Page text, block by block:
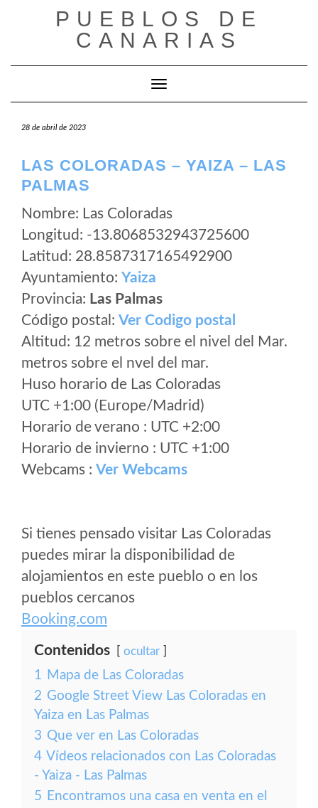
PUEBLOS DE
CANARIAS
Cambiar modo de navegación
28 de abril de 2023
LAS COLORADAS – YAIZA – LAS
PALMAS
Nombre: Las Coloradas
Longitud: -13.8068532943725600
Latitud: 28.8587317165492900
Ayuntamiento: Yaiza
Provincia: Las Palmas
Código postal: Ver Codigo postal
Altitud: 12 metros sobre el nivel del Mar.
metros sobre el nvel del mar.
Huso horario de Las Coloradas
UTC +1:00 (Europe/Madrid)
Horario de verano : UTC +2:00
Horario de invierno : UTC +1:00
Webcams : Ver Webcams
Si tienes pensado visitar Las Coloradas
puedes mirar la disponibilidad de
alojamientos en este pueblo o en los
pueblos cercanos
Booking.com
Contenidos ocultar
1 Mapa de Las Coloradas
2 Google Street View Las Coloradas en
Yaiza en Las Palmas
3 Que ver en Las Coloradas
4 Vídeos relacionados con Las Coloradas
- Yaiza - Las Palmas
5 Encontramos una casa en venta en el